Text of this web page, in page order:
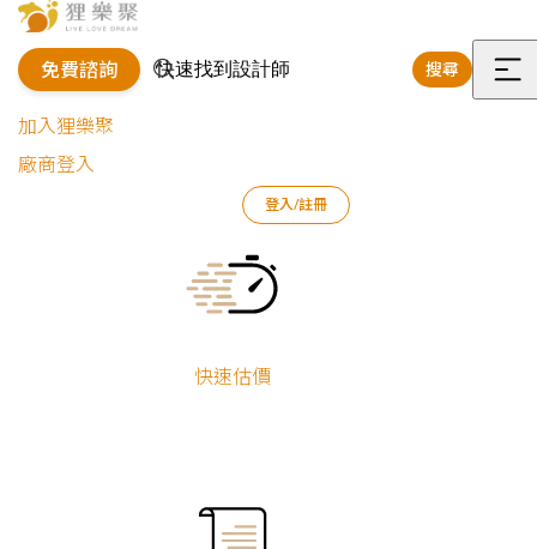
免費諮詢 搜尋
選
加入狸樂聚
廠商登入
登入/註冊
快速估價
案例文章
Current:
舒適｜極簡現代風透天